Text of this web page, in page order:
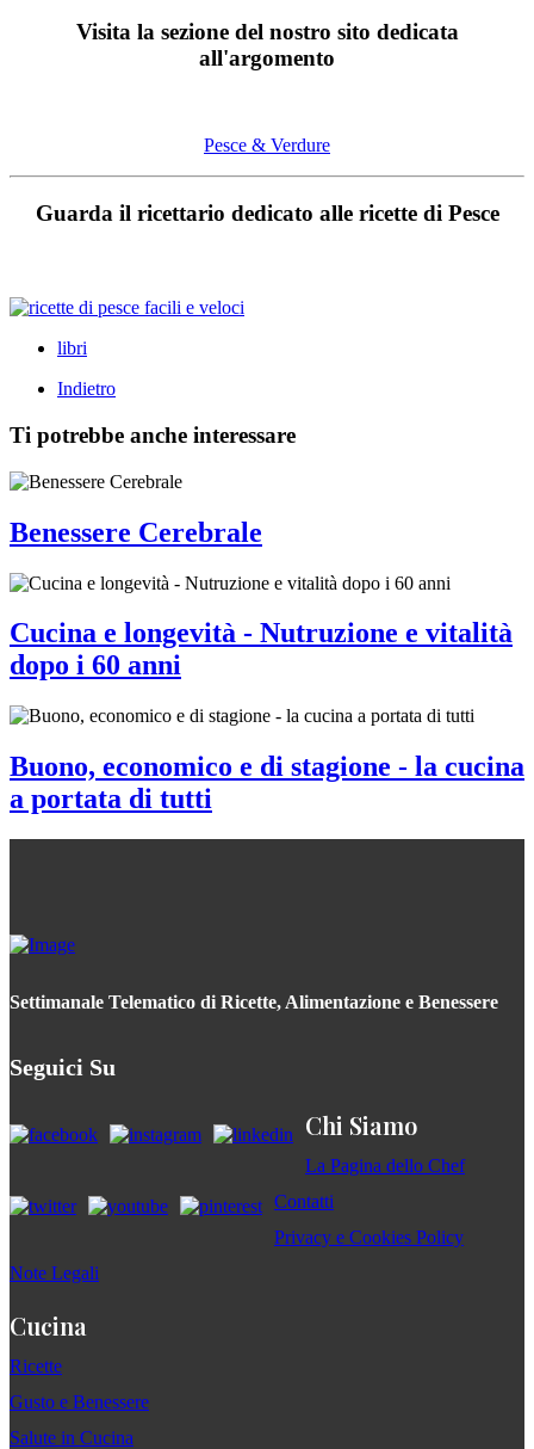
Visita la sezione del nostro sito dedicata
all'argomento
Pesce & Verdure
Guarda il ricettario dedicato alle ricette di Pesce
libri
Indietro
Ti potrebbe anche interessare
Benessere Cerebrale
Cucina e longevità - Nutruzione e vitalità
dopo i 60 anni
Buono, economico e di stagione - la cucina
a portata di tutti
Settimanale Telematico di Ricette, Alimentazione e Benessere
Seguici Su
Chi Siamo
La Pagina dello Chef
Contatti
Privacy e Cookies Policy
Note Legali
Cucina
Ricette
Gusto e Benessere
Salute in Cucina